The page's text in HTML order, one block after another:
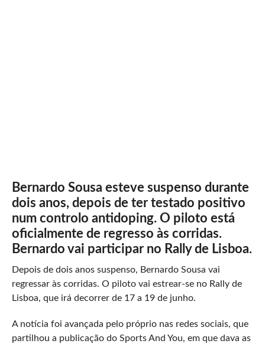
Bernardo Sousa esteve suspenso durante
dois anos, depois de ter testado positivo
num controlo antidoping. O piloto está
oficialmente de regresso às corridas.
Bernardo vai participar no Rally de Lisboa.
Depois de dois anos suspenso, Bernardo Sousa vai
regressar às corridas. O piloto vai estrear-se no Rally de
Lisboa, que irá decorrer de 17 a 19 de junho.
A notícia foi avançada pelo próprio nas redes sociais, que
partilhou a publicação do Sports And You, em que dava as